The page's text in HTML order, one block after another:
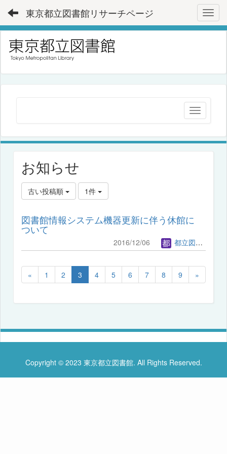
東京都立図書館リサーチページ
お知らせ
古い投稿順 1件
図書館情報システム機器更新に伴う休館に
ついて
2016/12/06 都立図書館管理者
« 1 2 3 4 5 6 7 8 9 »
Copyright © 2023 東京都立図書館. All Rights Reserved.